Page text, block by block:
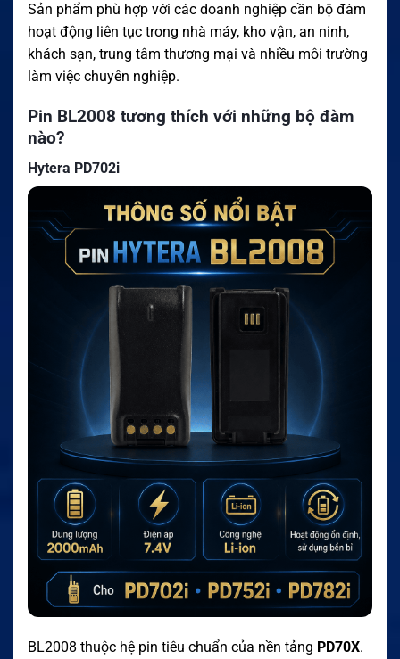
Sản phẩm phù hợp với các doanh nghiệp cần bộ đàm
hoạt động liên tục trong nhà máy, kho vận, an ninh,
khách sạn, trung tâm thương mại và nhiều môi trường
làm việc chuyên nghiệp.
Pin BL2008 tương thích với những bộ đàm
nào?
Hytera PD702i
BL2008 thuộc hệ pin tiêu chuẩn của nền tảng PD70X.